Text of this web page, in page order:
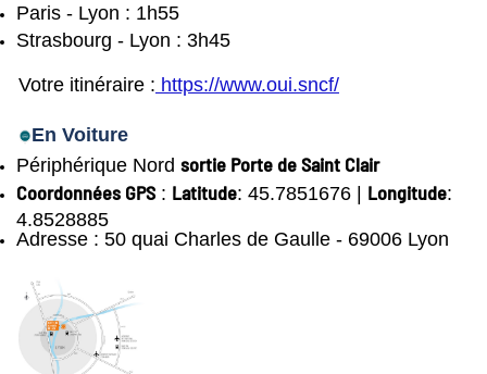
Paris - Lyon : 1h55
Strasbourg - Lyon : 3h45
Votre itinéraire : https://www.oui.sncf/
En Voiture
Périphérique Nord sortie Porte de Saint Clair
Coordonnées GPS: Latitude: 45.7851676 | Longitude:
4.8528885
Adresse : 50 quai Charles de Gaulle - 69006 Lyon